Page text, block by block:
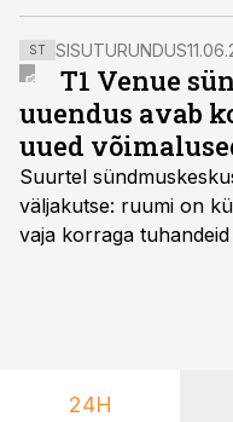
ST SISUTURUNDUS
T1 Venue
uuendus avab
uued
Suurtel
väljakutse: ruumi on
vaja korraga
nendele vajadustele
24H